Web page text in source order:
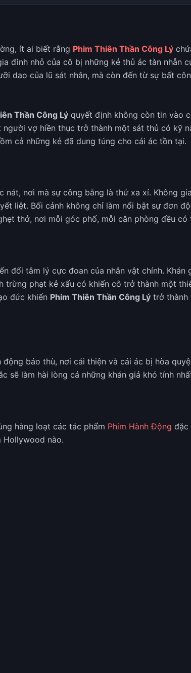
ít ai biết rằng Phim Thiên Thần Công Lý
đình nhỏ của cô bị những kẻ thủ ác tàn nhẫn
dao của lũ sát nhân, mà còn đến từ sự bất
Thần Công Lý quyết định không còn tin vào
vợ hiền thục trở thành một sát thủ có kỹ
cả những kẻ đã dung túng cho cái ác tồn tại.
nơi mà sự công bằng là thứ xa xỉ. Không
liệt. Bối cảnh không chỉ làm nổi bật sự đơn
thở, nơi mỗi góc phố, mỗi căn phòng đều có
đổi tâm lý cực đoan của nhân vật chính.
phạt kẻ xấu có khiến cô trở thành một
đức khiến Phim Thiên Thần Công Lý trở thành
báo thù, nơi cái thiện và cái ác bị hòa
sẽ làm hài lòng cả những khán giả khó tính
hàng loạt các tác phẩm Phim Hành Động đặc
Hollywood nào.